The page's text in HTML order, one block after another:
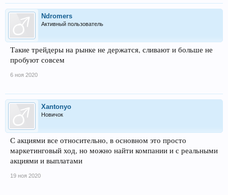
Ndromers
Активный пользователь
Такие трейдеры на рынке не держатся, сливают и больше не
пробуют совсем
6 ноя 2020
Xantonyo
Новичок
С акциями все относительно, в основном это просто
маркетинговый ход, но можно найти компании и с реальными
акциями и выплатами
19 ноя 2020